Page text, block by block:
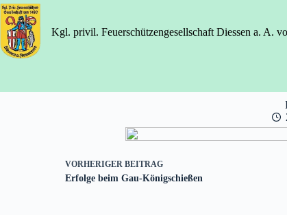
Zum
Inhalt
springen
Kgl. privil. Feuerschützengesellschaft Diessen a. A.
VORHERIGER BEITRAG
Erfolge beim Gau-Königschießen